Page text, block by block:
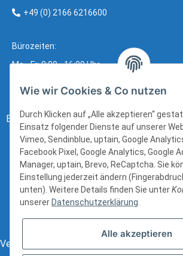
+49 (0) 2166 6216600
Bürozeiten:
Mo - Fr: 8:00 - 16:00 Uhr
Bezahlung:
Versand:
Wie wir Cookies & Co nutzen
Durch Klicken auf „Alle akzeptieren“
Einsatz folgender Dienste auf unserer
Vimeo, Sendinblue, uptain, Google
Facebook Pixel, Google Analytics, Google
Manager, uptain, Brevo, ReCaptcha. Sie
Einstellung jederzeit ändern
unten). Weitere Details finden Sie unter
unserer Datenschutzerklärung.
Alle akzeptieren